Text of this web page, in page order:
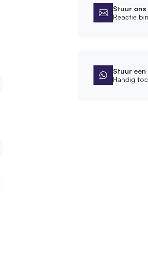
Stuur ons
Reactie
Stuur
Handig